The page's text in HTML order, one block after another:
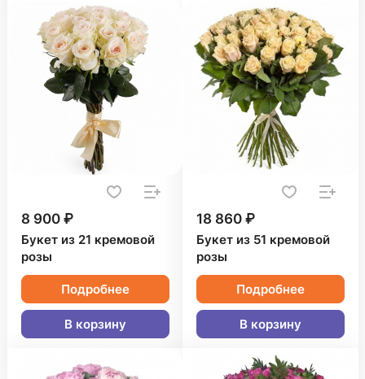
8 900 ₽
Букет из 21 кремовой
розы
Подробнее
В корзину
18 860 ₽
Букет из 51 кремовой
розы
Подробнее
В корзину